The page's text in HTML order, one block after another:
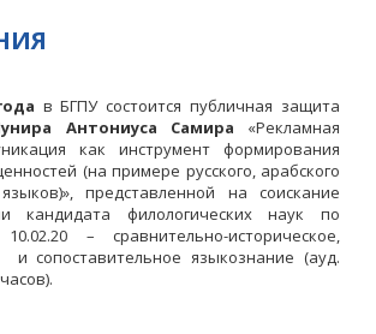
в БГПУ состоится публичная защита
Антониуса Самира «Рекламная
как инструмент формирования
(на примере русского, арабского
представленной на соискание
кандидата филологических наук по
– сравнительно-историческое,
и сопоставительное языкознание (ауд.